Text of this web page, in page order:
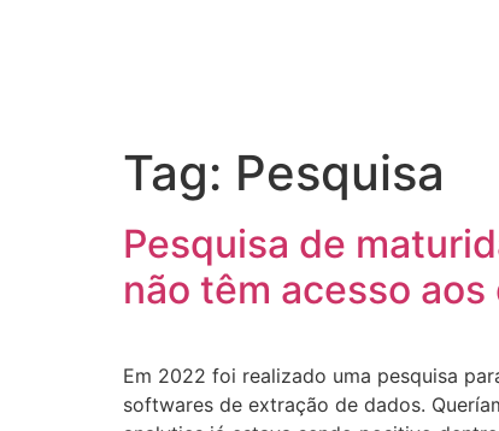
Tag: Pesquisa
Pesquisa de
não têm acesso
Em 2022 foi realizado uma pesquisa
softwares de extração de dados.